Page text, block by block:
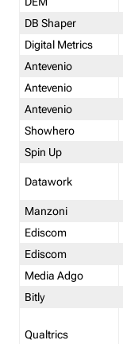
DB Shaper
Digital Metrics
Antevenio
Antevenio
Antevenio
Showhero
Spin Up
Datawork
Manzoni
Ediscom
Ediscom
Media Adgo
Bitly
Qualtrics